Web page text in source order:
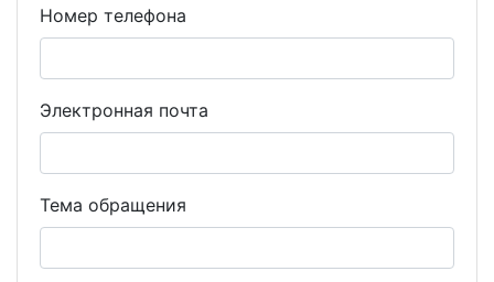
Номер телефона
Электронная почта
Тема обращения